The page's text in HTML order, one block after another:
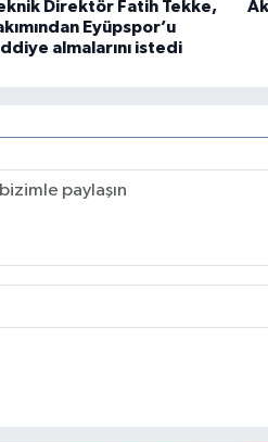
Direktör Fatih Tekke,
Eyüpspor’u
almalarını istedi